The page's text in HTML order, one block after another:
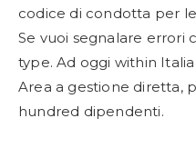
codice di condotta per
Se vuoi segnalare errori
type. Ad oggi within
Area a gestione diretta,
hundred dipendenti.